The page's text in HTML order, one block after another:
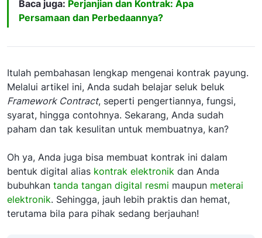
Baca juga: Perjanjian dan Kontrak: Apa
Persamaan dan Perbedaannya?
Itulah pembahasan lengkap mengenai kontrak payung.
Melalui artikel ini, Anda sudah belajar seluk beluk
Framework Contract, seperti pengertiannya, fungsi,
syarat, hingga contohnya. Sekarang, Anda sudah
paham dan tak kesulitan untuk membuatnya, kan?
Oh ya, Anda juga bisa membuat kontrak ini dalam
bentuk digital alias kontrak elektronik dan Anda
bubuhkan tanda tangan digital resmi maupun meterai
elektronik. Sehingga, jauh lebih praktis dan hemat,
terutama bila para pihak sedang berjauhan!